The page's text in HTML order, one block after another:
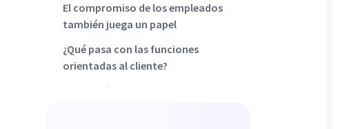
El compromiso de los empleados
también juega un papel
¿Qué pasa con las funciones
orientadas al cliente?
Conclusión